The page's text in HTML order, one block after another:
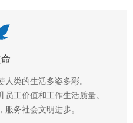
类的生活多姿多彩。
工价值和工作生活质量。
务社会文明进步。